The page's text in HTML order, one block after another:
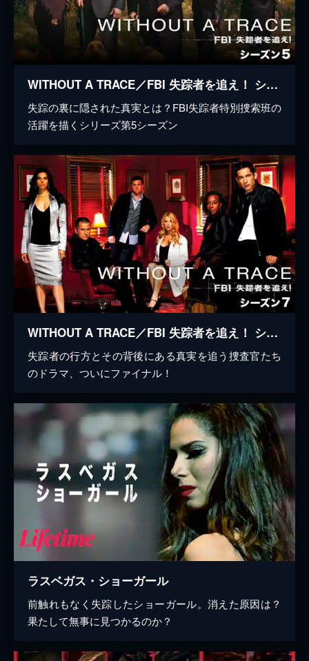
WITHOUT A TRACE／FBI 失踪者を追え！ シーズン5
失踪の裏に隠された真実とは？FBI失踪者特別捜索班の
活躍を描くシリーズ第5シーズン
WITHOUT A TRACE／FBI 失踪者を追え！ シーズン7
失踪者の行方とその背後にある真実を追う捜査官たち
のドラマ、ついにファイナル！
ラスベガス・ショーガール
前触れもなく失踪したショーガール。消えた原因は？
果たして無事に見つかるのか？